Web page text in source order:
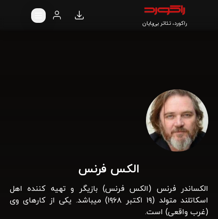
راکورد، تئاتر بی‌پایان
الکس فرنس
الکساندر فرنس (الکس فرنس) بازیگر و تهیه کننده اهل
اسکاتلند متولد (۱۹ اکتبر ۱۹۶۸) میباشد. یکی از کارهای وی
(غرب واقعی) است.